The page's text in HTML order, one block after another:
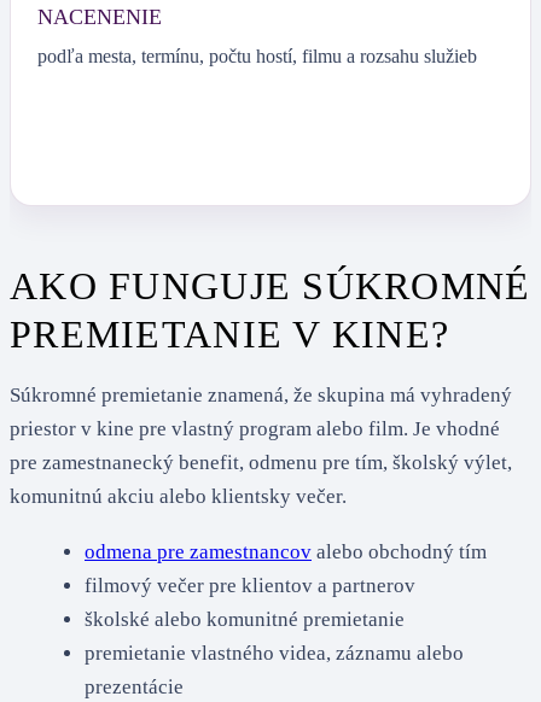
NACENENIE
podľa mesta, termínu, počtu hostí, filmu a rozsahu služieb
AKO FUNGUJE SÚKROMNÉ
PREMIETANIE V KINE?
Súkromné premietanie znamená, že skupina má vyhradený
priestor v kine pre vlastný program alebo film. Je vhodné
pre zamestnanecký benefit, odmenu pre tím, školský výlet,
komunitnú akciu alebo klientsky večer.
odmena pre zamestnancov alebo obchodný tím
filmový večer pre klientov a partnerov
školské alebo komunitné premietanie
premietanie vlastného videa, záznamu alebo
prezentácie